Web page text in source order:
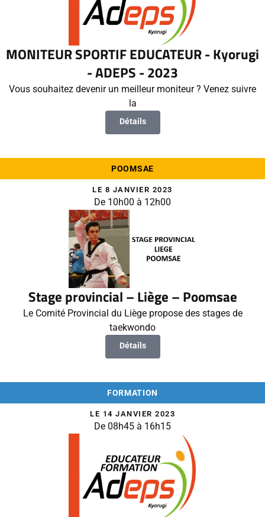
MONITEUR SPORTIF EDUCATEUR - Kyorugi
- ADEPS - 2023
Vous souhaitez devenir un meilleur moniteur ? Venez suivre
la
Détails
POOMSAE
LE 8 JANVIER 2023
De 10h00 à 12h00
Stage provincial – Liège – Poomsae
Le Comité Provincial du Liège propose des stages de
taekwondo
Détails
FORMATION
LE 14 JANVIER 2023
De 08h45 à 16h15